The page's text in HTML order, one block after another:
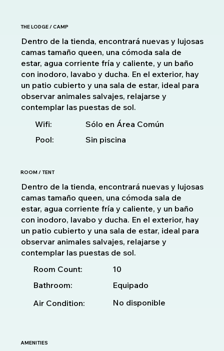
THE LODGE / CAMP
Dentro de la tienda, encontrará nuevas y lujosas
camas tamaño queen, una cómoda sala de
estar, agua corriente fría y caliente, y un baño
con inodoro, lavabo y ducha. En el exterior, hay
un patio cubierto y una sala de estar, ideal para
observar animales salvajes, relajarse y
contemplar las puestas de sol.
Wifi:
Sólo en Área Común
Pool:
Sin piscina
ROOM / TENT
Dentro de la tienda, encontrará nuevas y lujosas
camas tamaño queen, una cómoda sala de
estar, agua corriente fría y caliente, y un baño
con inodoro, lavabo y ducha. En el exterior, hay
un patio cubierto y una sala de estar, ideal para
observar animales salvajes, relajarse y
contemplar las puestas de sol.
Room Count:
10
Bathroom:
Equipado
Air Condition:
No disponible
AMENITIES